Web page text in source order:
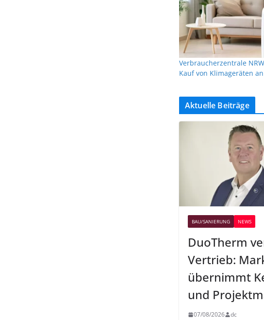
Verbraucherzentrale
Kauf von Klimageräten
Aktuelle Beiträge
BAU/SANIERUNG NEWS
DuoTherm
Vertrieb:
übernimmt
und
07/08/2026 dc